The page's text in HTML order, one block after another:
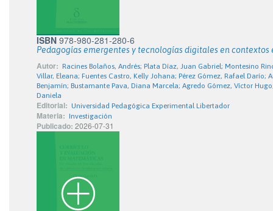
ISBN 978-980-281-280-6
Pedagogías emergentes y tecnologías digitales en contextos
Autor: Racines Bolaños, Andrés; Plata Díaz, Juan Gabriel; Montesino
Villar, Eleana; Fuentes Castro, Kelly Johana; Pérez Gómez, Rafael
Benjamín; Bustamante Pava, Diana Marcela; Agredo Gómez, Víctor
Daniela
Editorial: Universidad Pedagógica Experimental Libertador
Materia: Investigación
Publicado: 2026-07-31